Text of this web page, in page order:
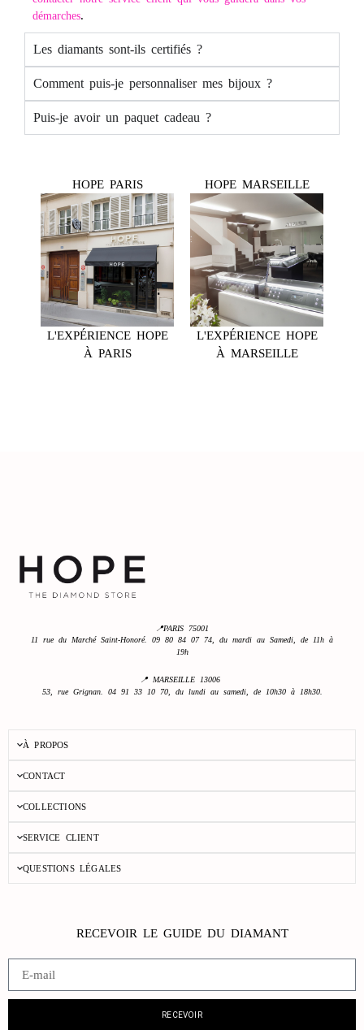
démarches.
Les diamants sont-ils certifiés ?
Comment puis-je personnaliser mes bijoux ?
Puis-je avoir un paquet cadeau ?
HOPE PARIS
L'EXPÉRIENCE HOPE
À PARIS
HOPE MARSEILLE
L'EXPÉRIENCE HOPE
À MARSEILLE
📍PARIS 75001
11 rue du Marché Saint-Honoré. 09 80 84 07 74, du mardi au Samedi, de 11h à
19h
📍 MARSEILLE 13006
53, rue Grignan. 04 91 33 10 70, du lundi au samedi, de 10h30 à 18h30.
À PROPOS
CONTACT
COLLECTIONS
SERVICE CLIENT
QUESTIONS LÉGALES
RECEVOIR LE GUIDE DU DIAMANT
RECEVOIR